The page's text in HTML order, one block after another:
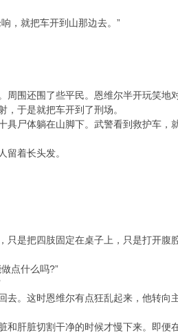
，就把车开到山那边去。”
围还围了些平民。恩维尔半开玩笑地
于是就把车开到了刑场。
尸体躺在山脚下。武警看到救护车，
留着长头发。
只是把四肢固定在桌子上，只是打开
点什么吗?”
。这时恩维尔有点狂乱起来，他转向
肝脏切割干净的时候才慢下来。即便